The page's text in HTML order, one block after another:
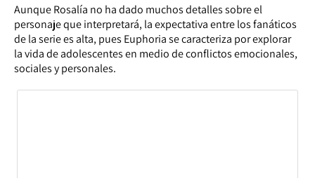
Aunque Rosalía no ha dado muchos detalles sobre el
personaje que interpretará, la expectativa entre los fanáticos
de la serie es alta, pues Euphoria se caracteriza por explorar
la vida de adolescentes en medio de conflictos emocionales,
sociales y personales.